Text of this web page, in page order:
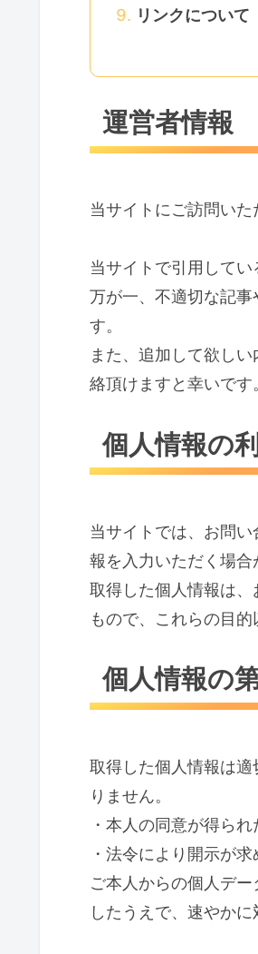
リンクについて
運営者情報
当サイトにご訪問いた
当サイトで引用してい
万が一、不適切な記
す。
また、追加して欲し
絡頂けますと幸いです
個人情報の
当サイトでは、お問
報を入力いただく場合
取得した個人情報は
もので、これらの目的
個人情報の
取得した個人情報は
りません。
・本人の同意が得られ
・法令により開示が
ご本人からの個人デ
したうえで、速やかに